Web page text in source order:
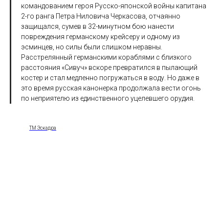
командованием героя Русско-японской войны капитана
2-го ранга Петра Ниловича Черкасова, отчаянно
защищался, сумев в 32-минутном бою нанести
повреждения германскому крейсеру и одному из
эсминцев, но силы были слишком неравны.
Расстрелянный германскими кораблями с близкого
расстояния «Сивуч» вскоре превратился в пылающий
костер и стал медленно погружаться в воду. Но даже в
это время русская канонерка продолжала вести огонь
по неприятелю из единственного уцелевшего орудия.
ТМ Эскадра